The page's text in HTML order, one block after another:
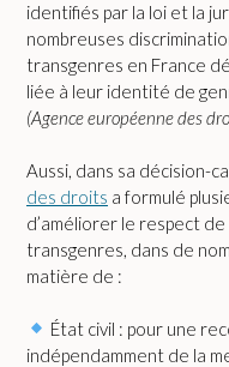
identifiés par la loi et la
nombreuses
transgenres en France
liée à leur identité de
(Agence européenne des
Aussi, dans sa décision-
des droits a formulé
d’améliorer le respect
transgenres, dans de
matière de :
État civil : pour une
indépendamment de la